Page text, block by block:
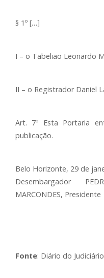
§ 1º […]
I – o Tabelião Leonardo
II – o Registrador Daniel
Art. 7º Esta Portaria
publicação.
Belo Horizonte, 29 de
Desembargador
MARCONDES, Presidente
Fonte: Diário do